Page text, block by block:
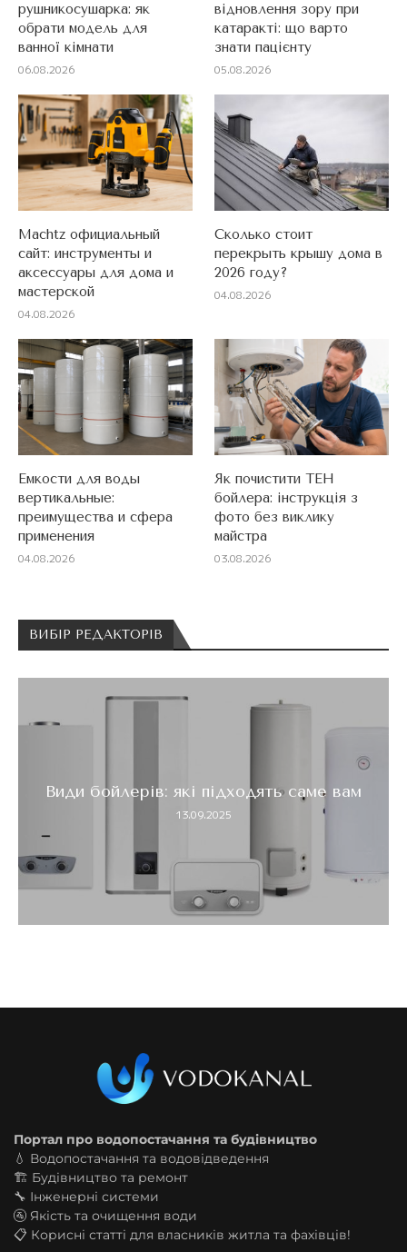
рушникосушарка: як
обрати модель для
ванної кімнати
06.08.2026
відновлення зору при
катаракті: що варто
знати пацієнту
05.08.2026
Machtz официальный
сайт: инструменты и
аксессуары для дома и
мастерской
04.08.2026
Сколько стоит
перекрыть крышу дома в
2026 году?
04.08.2026
Емкости для воды
вертикальные:
преимущества и сфера
применения
04.08.2026
Як почистити ТЕН
бойлера: інструкція з
фото без виклику
майстра
03.08.2026
ВИБІР РЕДАКТОРІВ
Види бойлерів: які підходять саме вам
13.09.2025
Портал про водопостачання та будівництво
💧 Водопостачання та водовідведення
🏗️ Будівництво та ремонт
🔧 Інженерні системи
🚰 Якість та очищення води
📋 Корисні статті для власників житла та фахівців!